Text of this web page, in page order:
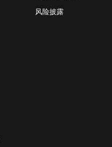
风险披露